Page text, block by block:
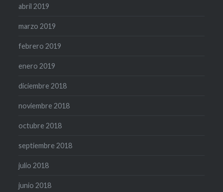
abril 2019
marzo 2019
febrero 2019
enero 2019
diciembre 2018
noviembre 2018
octubre 2018
septiembre 2018
julio 2018
junio 2018